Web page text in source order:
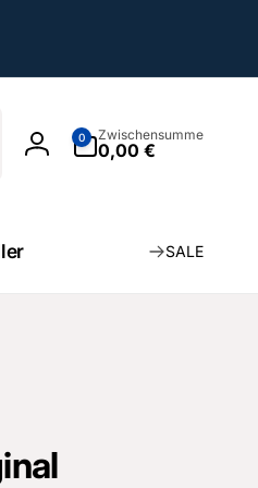
Einloggen
0
Artikel
Zwischensumme
0,00 €
SALE